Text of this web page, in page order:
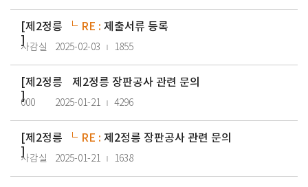
[제2정릉
]
RE : 제출서류 등록
사감실 2025-02-03 1855
[제2정릉
]
제2정릉 장판공사 관련 문의
000 2025-01-21 4296
[제2정릉
]
RE : 제2정릉 장판공사 관련 문의
사감실 2025-01-21 1638